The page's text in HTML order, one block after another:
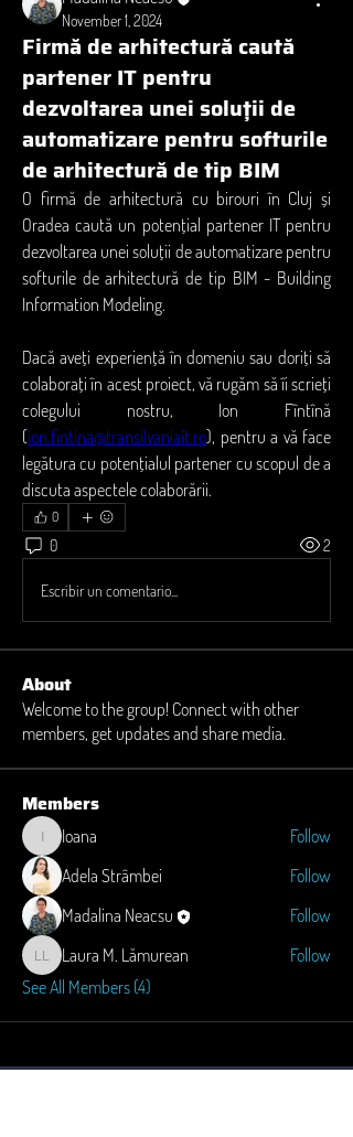
November 1, 2024
Firmă de arhitectură caută
partener IT pentru
dezvoltarea unei soluții de
automatizare pentru softurile
de arhitectură de tip BIM
O firmă de arhitectură cu birouri în Cluj și
Oradea caută un potențial partener IT pentru
dezvoltarea unei soluții de automatizare pentru
softurile de arhitectură de tip BIM - Building
Information Modeling.
Dacă aveți experiență în domeniu sau doriți să
colaborați în acest proiect, vă rugăm să îi scrieți
colegului nostru, Ion Fîntînă
(ion.fintina@transilvaniait.ro), pentru a vă face
legătura cu potențialul partener cu scopul de a
discuta aspectele colaborării.
0
0 2
Escribir un comentario...
About
Welcome to the group! Connect with other
members, get updates and share media.
Members
IoanaIoana
Follow
Adela Strâmbei
Follow
Madalina Neacsu
Follow
Laura M. Lămurean
Laura M. Lămurean
Follow
See All Members (4)